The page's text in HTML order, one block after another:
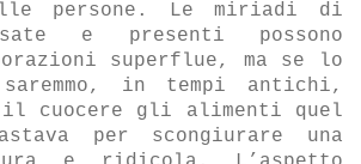
persone. Le miriadi di
e presenti possono
superflue, ma se lo
in tempi antichi,
cuocere gli alimenti quel
per scongiurare una